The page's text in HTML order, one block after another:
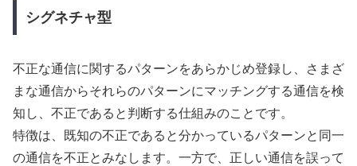
シグネチャ型
不正な通信に関するパターンをあらかじめ登録し、さまざ
まな通信からそれらのパターンにマッチングする通信を検
知し、不正であると判断する仕組みのことです。
特徴は、既知の不正であると分かっているパターンと同一
の通信を不正とみなします。一方で、正しい通信を誤って